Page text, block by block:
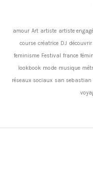
amour Art artiste artiste
course créatrice DJ découvrir
feminisme Festival france
lookbook mode musique
réseaux sociaux san sebastian